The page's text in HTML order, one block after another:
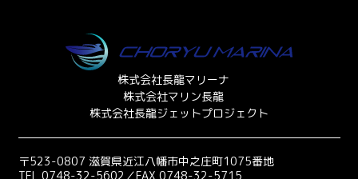
株式会社長龍マリーナ
株式会社マリン長龍
株式会社長龍ジェットプロジェクト
〒523-0807 滋賀県近江八幡市中之庄町1075番地
TEL 0748-32-5602／FAX 0748-32-5715